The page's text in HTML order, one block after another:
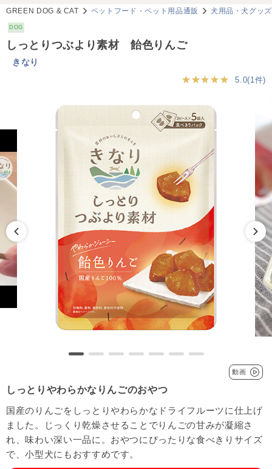
GREEN DOG & CAT ペットフード・ペット用品通販 犬用品・犬グッズ
DOG
しっとりつぶより素材 飴色りんご
きなり
★★★★★ 5.0(1件)
動画
しっとりやわらかなりんごのおやつ
国産のりんごをしっとりやわらかなドライフルーツに仕上げ
ました。じっくり乾燥させることでりんごの甘みが凝縮さ
れ、味わい深い一品に。おやつにぴったりな食べきりサイズ
で、小型犬にもおすすめです。